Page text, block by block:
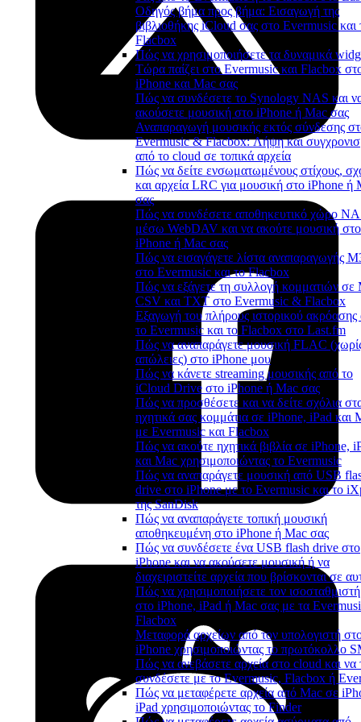
Οδηγός βήμα προς βήμα: Εισαγωγή της
βιβλιοθήκης iCloud σας στο Evermusic και
Flacbox
Πώς να χρησιμοποιήσετε τα δυναμικά
Τώρα παίζει στο Evermusic και Flacbox
iPhone και Mac σας
Πώς να συνδέσετε το Synology NAS και
ακούσετε μουσική στο iPhone ή Mac σας
Αναπαραγωγή μουσικής εκτός σύνδεσης
Evermusic & Flacbox: Λήψη και
από το cloud σε τοπικά αρχεία
Πώς να δείτε ενσωματωμένους στίχους,
και αρχεία LRC για μουσική στο iPhone ή
σας
Πώς να συνδέσετε αποθηκευτικό χώρο
μέσω WebDAV και να ακούτε μουσική στο
iPhone ή Mac σας
Πώς να εισαγάγετε λίστα αναπαραγωγής
στο Evermusic και το Flacbox
Πώς να εξάγετε τη συλλογή κομματιών σε
CSV και TXT στο Evermusic & Flacbox
Εξαγωγή του πλήρους ιστορικού ακρόασης
το Evermusic και το Flacbox στο Last.fm
Πώς να αναπαράγετε μουσική FLAC
απώλειες) στο iPhone μου
Πώς να κάνετε streaming μουσικής από το
iCloud Drive στο iPhone ή Mac σας
Πώς να προσθέσετε και να δείτε σχόλια
ηχητικά σας κομμάτια σε iPhone, iPad και
με Evermusic και Flacbox
Πώς να ακούτε ηχητικά βιβλία σε iPhone,
και Mac χρησιμοποιώντας το Evermusic
Πώς να αναπαράγετε μουσική από USB
drive στο iPhone με το Evermusic και το
της SanDisk
Πώς να αναπαράγετε τοπική μουσική
αποθηκευμένη στο iPhone ή Mac σας
Πώς να συνδέσετε ένα USB flash drive στο
iPhone και να ακούσετε μουσική ή να
διαχειριστείτε αρχεία που βρίσκονται σε
Πώς να χρησιμοποιήσετε τον
στο iPhone, iPad ή Mac σας με τα
Flacbox
Μεταφορά αρχείων από τον υπολογιστή
iPhone χρησιμοποιώντας το πρωτόκολλο
Πώς να ανεβάσετε αρχεία στο cloud και να
συνδέσετε με το Evermusic, Flacbox ή
Πώς να μεταφέρετε αρχεία από Mac σε
iPad χρησιμοποιώντας το Finder